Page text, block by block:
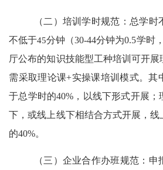
（ 二 ） 培训学时规范： 总学时
不低于45分钟（30-44分钟为0.5学时，
厅公布的知识技能型工种培训可开展
需采取理论课+实操课培训模式。其
于总学时的40% ，以线下形式开展
下，或线上线下相结合方式开展，
的40%。
（三 ）企业合作办班规范 ： 申